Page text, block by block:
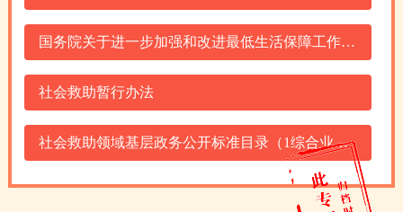
国务院关于进一步加强和改进最低生活保障工作的意见
社会救助暂行办法
社会救助领域基层政务公开标准目录（1综合业务）